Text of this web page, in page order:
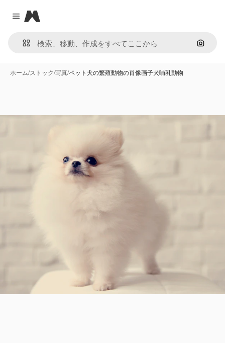
Close menu
Magnific
画像で
ホーム/ストック/写真/ペット犬の繁殖動物の肖像画子犬哺乳動物